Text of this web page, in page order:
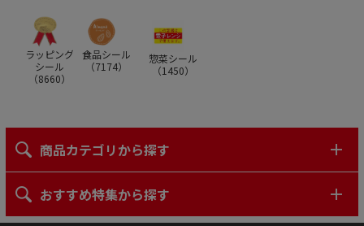
ラッピング
シール
（8660）
食品シール
（7174）
惣菜シール
（1450）
商品カテゴリから探す
おすすめ特集から探す